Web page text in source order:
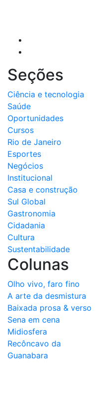
Seções
Ciência e tecnologia
Saúde
Oportunidades
Cursos
Rio de Janeiro
Esportes
Negócios
Institucional
Casa e construção
Sul Global
Gastronomia
Cidadania
Cultura
Sustentabilidade
Colunas
Olho vivo, faro fino
A arte da desmistura
Baixada prosa & verso
Sena em cena
Midiosfera
Recôncavo da
Guanabara